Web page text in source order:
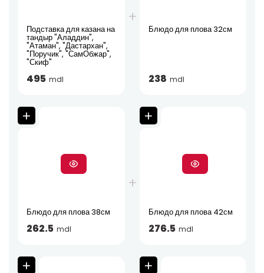
Подставка для казана на
тандыр "Аладдин",
"Атаман", "Дастархан",
"Поручик", "СамОбжар",
"Скиф"
495 mdl
Блюдо для плова 32см
238 mdl
Блюдо для плова 38см
262.5 mdl
Блюдо для плова 42см
276.5 mdl